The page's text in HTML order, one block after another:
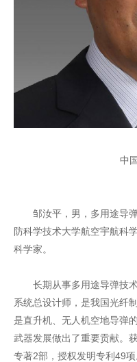
中
邹汝平，男，多用途导弹
防科学技术大学航空宇航科
科学家。
长期从事多用途导弹技术
系统总设计师，是我国光纤
是直升机、无人机空地导弹
武器发展做出了重要贡献。
专著2部，授权发明专利49